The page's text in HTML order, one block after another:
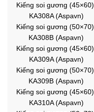
Kiếng soi gương (45×60),
KA308A (Aspavn)
Kiếng soi gương (50×70),
KA308B (Aspavn)
Kiếng soi gương (45×60),
KA309A (Aspavn)
Kiếng soi gương (50×70),
KA309B (Aspavn)
Kiếng soi gương (45×60),
KA310A (Aspavn)